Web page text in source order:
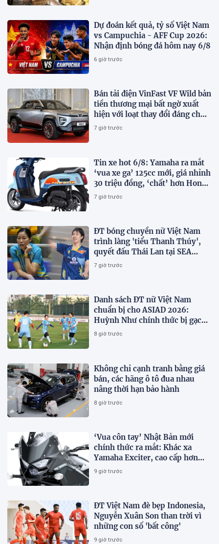
Dự đoán kết quả, tỷ số Việt Nam
vs Campuchia - AFF Cup 2026:
Nhận định bóng đá hôm nay 6/8
6 giờ trước
Bán tải điện VinFast VF Wild bản
tiền thương mại bất ngờ xuất
hiện với loạt thay đổi đáng chú
ý
7 giờ trước
Tin xe hot 6/8: Yamaha ra mắt
‘vua xe ga’ 125cc mới, giá nhỉnh
30 triệu đồng, ‘chất’ hơn Honda
Vision và SH Mode
7 giờ trước
ĐT bóng chuyền nữ Việt Nam
trình làng 'tiểu Thanh Thúy',
quyết đấu Thái Lan tại SEA
V.Cup 2026
7 giờ trước
Danh sách ĐT nữ Việt Nam
chuẩn bị cho ASIAD 2026:
Huỳnh Như chính thức bị gạch
tên
8 giờ trước
Không chỉ cạnh tranh bằng giá
bán, các hãng ô tô đua nhau
nâng thời hạn bảo hành
8 giờ trước
‘Vua côn tay’ Nhật Bản mới
chính thức ra mắt: Khác xa
Yamaha Exciter, cao cấp hơn
Honda Winner R, giá rẻ so với
9 giờ trước
ĐT Việt Nam đè bẹp Indonesia,
Nguyễn Xuân Son than trời vì
những con số 'bất công'
9 giờ trước